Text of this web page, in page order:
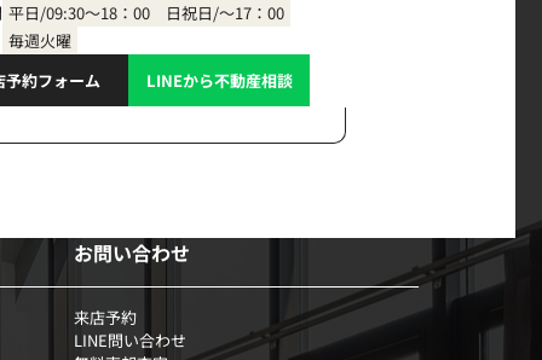
平日/09:30～18：00 日祝日/～17：00
毎週火曜
予約フォーム
LINEから不動産相談
お問い合わせ
来店予約
LINE問い合わせ